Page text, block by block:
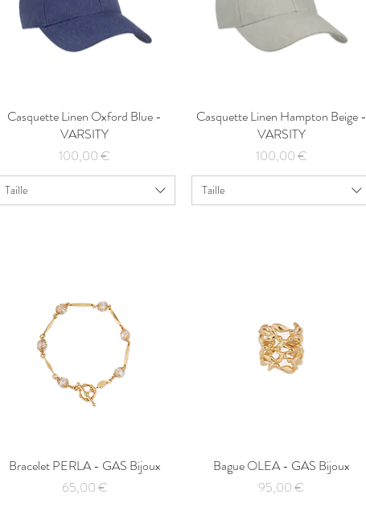
Aperçu rapide
Casquette Linen Oxford Blue -
VARSITY
Prix
100,00 €
Taille
Aperçu rapide
Casquette Linen Hampton Beige -
VARSITY
Prix
100,00 €
Taille
Aperçu rapide
Bracelet PERLA - GAS Bijoux
Prix
65,00 €
Aperçu rapide
Bague OLEA - GAS Bijoux
Prix
95,00 €